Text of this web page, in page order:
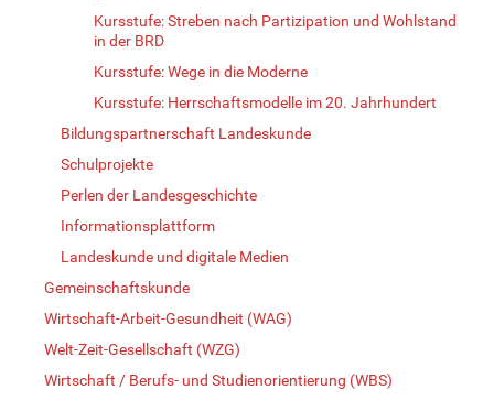
Kursstufe: Streben nach Partizipation und Wohlstand
in der BRD
Kursstufe: Wege in die Moderne
Kursstufe: Herrschaftsmodelle im 20. Jahrhundert
Bildungspartnerschaft Landeskunde
Schulprojekte
Perlen der Landesgeschichte
Informationsplattform
Landeskunde und digitale Medien
Gemeinschaftskunde
Wirtschaft-Arbeit-Gesundheit (WAG)
Welt-Zeit-Gesellschaft (WZG)
Wirtschaft / Berufs- und Studienorientierung (WBS)